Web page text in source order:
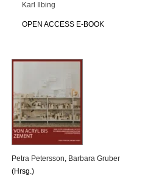
Karl Il­bing
OPEN AC­CESS E-BOOK
Petra Pe­ters­son, Bar­ba­ra Gru­ber
(Hrsg.)